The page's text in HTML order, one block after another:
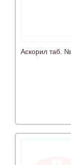
Аскорил таб.